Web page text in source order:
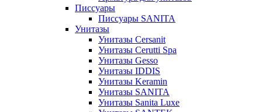
Писсуары
Писсуары SANITA
Унитазы
Унитазы Cersanit
Унитазы Cerutti Spa
Унитазы Gesso
Унитазы IDDIS
Унитазы Keramin
Унитазы SANITA
Унитазы Sanita Luxe